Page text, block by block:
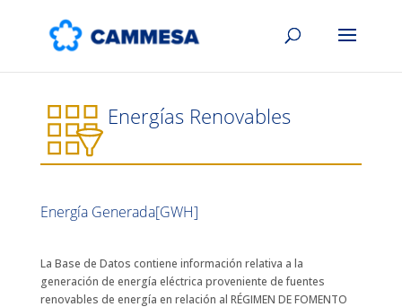
Energías Renovables
Energía Generada[GWH]
La Base de Datos contiene información relativa a la
generación de energía eléctrica proveniente de fuentes
renovables de energía en relación al RÉGIMEN DE FOMENTO